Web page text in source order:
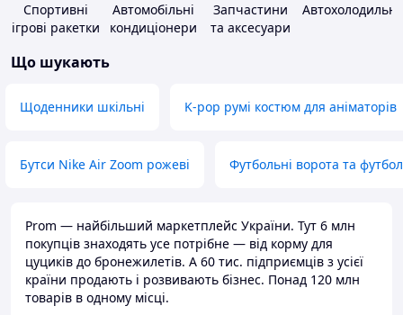
Спортивні
ігрові ракетки
Автомобільні
кондиціонери
Запчастини
та аксесуари
Що шукають
Щоденники шкільні K-pop румі костюм для аніматорів
Бутси Nike Air Zoom рожеві Футбольні ворота та
Prom — найбільший маркетплейс України. Тут 6 млн
покупців знаходять усе потрібне — від корму для
цуциків до бронежилетів. А 60 тис. підприємців з усієї
країни продають і розвивають бізнес. Понад 120 млн
товарів в одному місці.